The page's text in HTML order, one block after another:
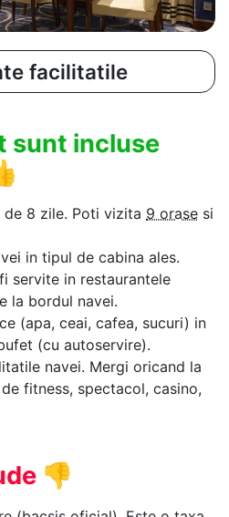
facilitatile
sunt incluse
de 8 zile. Poti vizita 9 orase si
in tipul de cabina ales.
servite in restaurantele
la bordul navei.
(apa, ceai, cafea, sucuri) in
(cu autoservire).
navei. Mergi oricand la
fitness, spectacol, casino,
👎